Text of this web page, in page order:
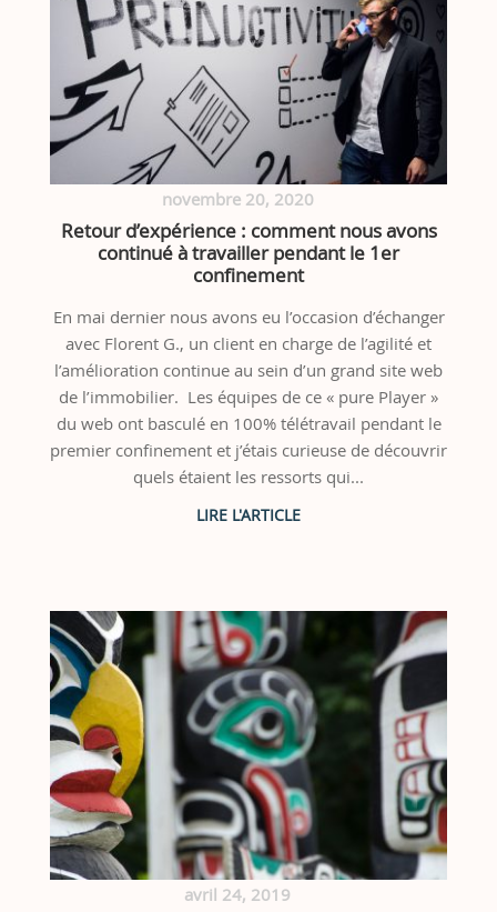
novembre 20, 2020
Retour d’expérience : comment nous avons
continué à travailler pendant le 1er
confinement
En mai dernier nous avons eu l’occasion d’échanger
avec Florent G., un client en charge de l’agilité et
l’amélioration continue au sein d’un grand site web
de l’immobilier. Les équipes de ce « pure Player »
du web ont basculé en 100% télétravail pendant le
premier confinement et j’étais curieuse de découvrir
quels étaient les ressorts qui...
avril 24, 2019